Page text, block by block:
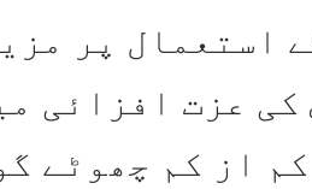
استعمال پر
عزت افزائی
از کم چھوٹے